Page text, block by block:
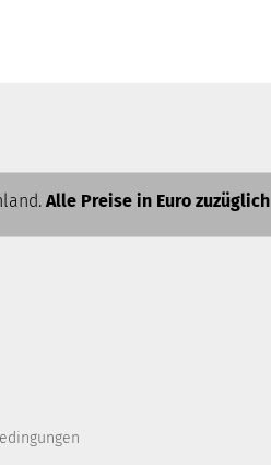
Alle Preise in Euro zuzüglich